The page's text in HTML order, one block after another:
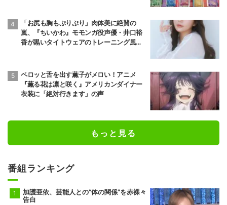
「お尻も胸もぷりぷり」肉体美に絶賛の
嵐、『ちいかわ』モモンガ役声優・井口裕
香が黒いタイトウェアのトレーニング風景
ペロッと舌を出す薫子がメロい！アニメ
『薫る花は凛と咲く』アメリカンダイナー
衣装に「絶対行きます」の声
もっと見る
番組ランキング
加護亜依、芸能人との“体の関係”を赤裸々
告白